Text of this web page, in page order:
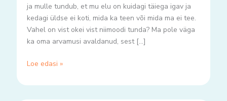
ja mulle tundub, et mu elu on kuidagi täiega igav ja
kedagi üldse ei koti, mida ka teen või mida ma ei tee.
Vahel on vist okei vist niimoodi tunda? Ma pole väga
ka oma arvamusi avaldanud, sest […]
Loe edasi »